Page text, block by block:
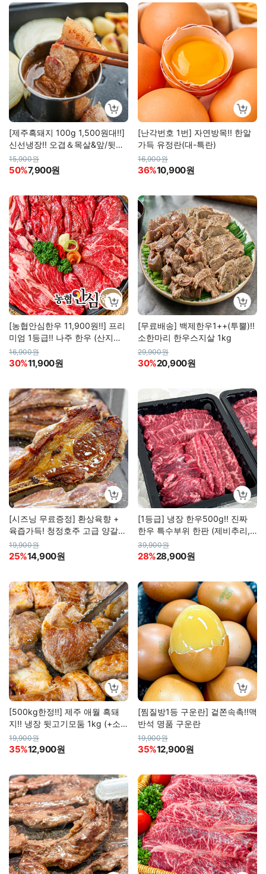
[제주흑돼지 100g 1,500원대!!]
신선냉장!! 오겹＆목살&앞/뒷다
리살 (소스&소금 증정)
15,900원
50%7,900원
[난각번호 1번] 자연방목!! 한알
가득 유정란(대-특란)
16,900원
36%10,900원
[농협안심한우 11,900원!!] 프리
미엄 1등급!! 나주 한우 (산지직
송)
16,900원
30%11,900원
[무료배송] 백제한우1++(투뿔)!!
소한마리 한우스지살 1kg
29,900원
30%20,900원
[시즈닝 무료증정] 환상육향 +
육즙가득! 청정호주 고급 양갈비
& 순살 양꼬치
19,900원
25%14,900원
[1등급] 냉장 한우500g!! 진짜
한우 특수부위 한판 (제비추리,
갈비살, 부채살)
39,900원
28%28,900원
[500kg한정!!] 제주 애월 흑돼
지!! 냉장 뒷고기모둠 1kg (+소
스증정)
19,900원
35%12,900원
[찜질방1등 구운란] 겉쫀속촉!!맥
반석 명품 구운란
19,900원
35%12,900원